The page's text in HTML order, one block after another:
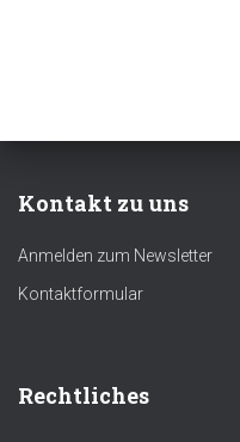
Kontakt zu uns
Anmelden zum Newsletter
Kontaktformular
Rechtliches